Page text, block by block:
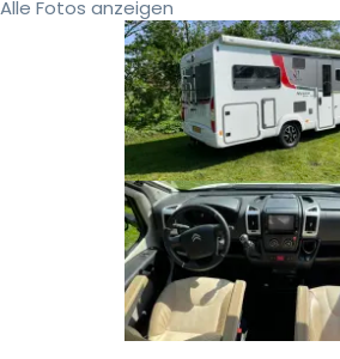
Alle Fotos anzeigen